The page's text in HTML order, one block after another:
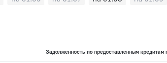
Задолженность по предоставленным кредитам